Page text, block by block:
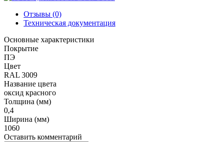
Отзывы (0)
Техническая документация
Основные характеристики
Покрытие
ПЭ
Цвет
RAL 3009
Название цвета
оксид красного
Толщина (мм)
0,4
Ширина (мм)
1060
Оставить комментарий